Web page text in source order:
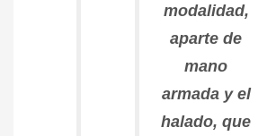
modalidad,
aparte de
mano
armada y el
halado, que